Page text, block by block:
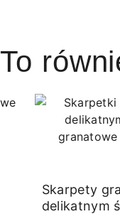
To
Skarpety
delikatnym